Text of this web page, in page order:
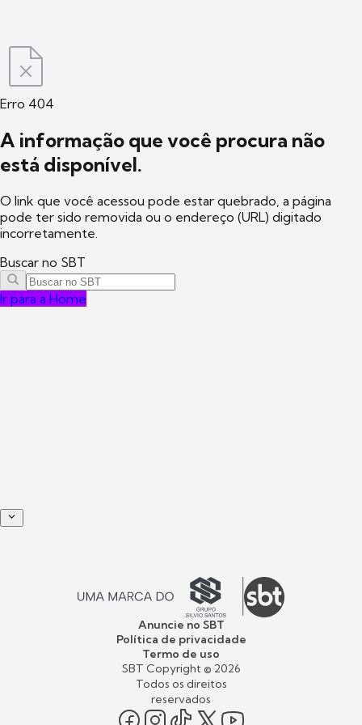
Erro 404
A informação que você procura não
está disponível.
O link que você acessou pode estar quebrado, a página
pode ter sido removida ou o endereço (URL) digitado
incorretamente.
Buscar no SBT
Ir para a Home
Anuncie no SBT
Política de privacidade
Termo de uso
SBT Copyright © 2026
Todos os direitos
reservados